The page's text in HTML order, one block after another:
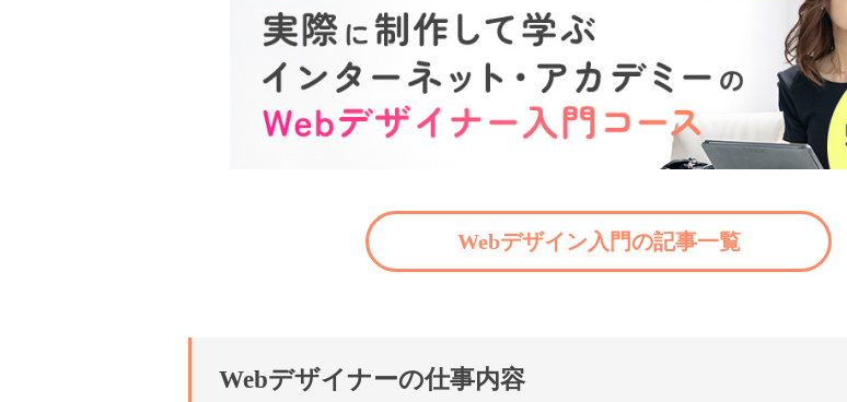
Webデザイン入門の記事一覧
Webデザイナーの仕事内容